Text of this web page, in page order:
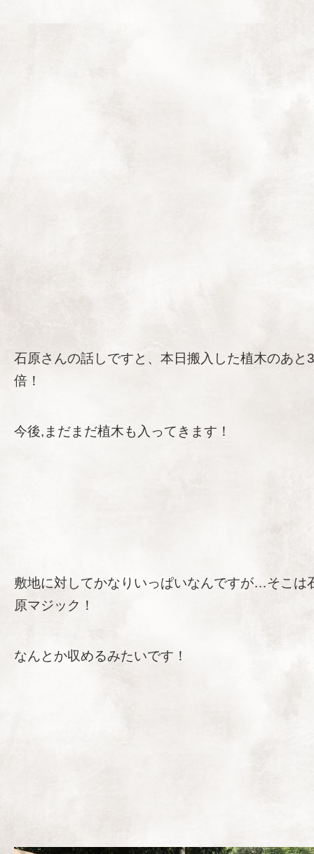
石原さんの話しですと、本日搬入した植木のあと3
倍！
今後,まだまだ植木も入ってきます！
敷地に対してかなりいっぱいなんですが…そこは
原マジック！
なんとか収めるみたいです！